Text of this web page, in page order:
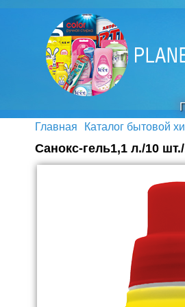
Главная
Каталог бытовой
Санокс-гель1,1 л./10